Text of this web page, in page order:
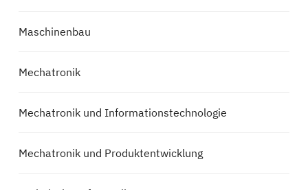
Maschinenbau
Mechatronik
Mechatronik und Informationstechnologie
Mechatronik und Produktentwicklung